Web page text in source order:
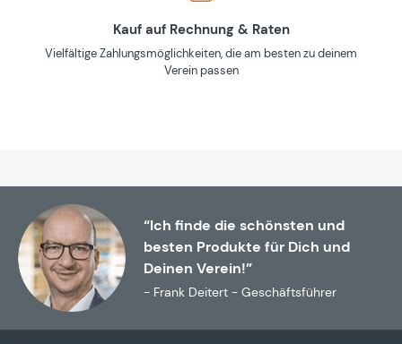
Kauf auf Rechnung & Raten
Vielfältige Zahlungsmöglichkeiten, die am besten zu deinem
Verein passen
“Ich finde die schönsten und
besten Produkte für Dich und
Deinen Verein!”
- Frank Deitert - Geschäftsführer